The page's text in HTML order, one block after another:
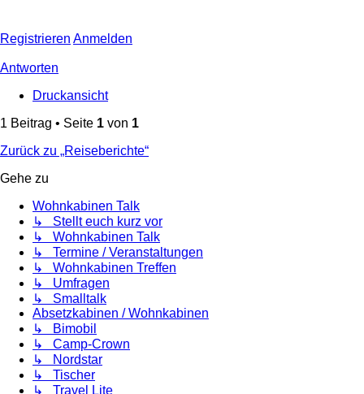
Registrieren Anmelden
Antworten
Druckansicht
1 Beitrag • Seite 1 von 1
Zurück zu „Reiseberichte“
Gehe zu
Wohnkabinen Talk
↳ Stellt euch kurz vor
↳ Wohnkabinen Talk
↳ Termine / Veranstaltungen
↳ Wohnkabinen Treffen
↳ Umfragen
↳ Smalltalk
Absetzkabinen / Wohnkabinen
↳ Bimobil
↳ Camp-Crown
↳ Nordstar
↳ Tischer
↳ Travel Lite